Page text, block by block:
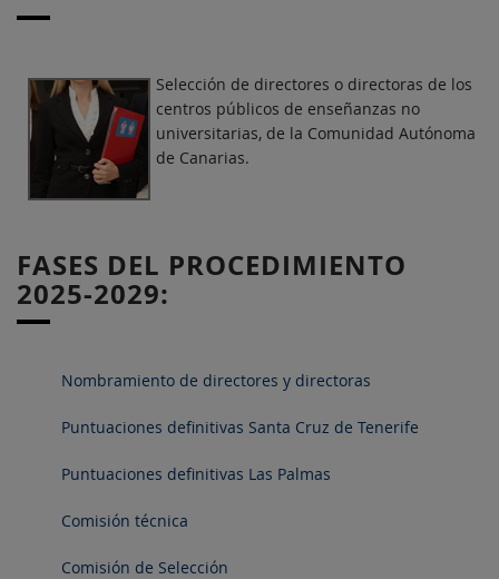
Selección de directores o directoras de los
centros públicos de enseñanzas no
universitarias, de la Comunidad Autónoma
de Canarias.
FASES DEL PROCEDIMIENTO
2025-2029:
Nombramiento de directores y directoras
Puntuaciones definitivas Santa Cruz de Tenerife
Puntuaciones definitivas Las Palmas
Comisión técnica
Comisión de Selección